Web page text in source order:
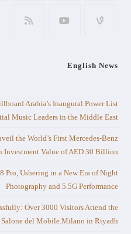
English News
Arabia’s Inaugural Power List
Music Leaders in the Middle East
the World’s First Mercedes-Benz
Investment Value of AED 30 Billion
Pro, Ushering in a New Era of Night
Photography and 5.5G Performance
Over 3000 Visitors Attend the
Salone del Mobile.Milano in Riyadh